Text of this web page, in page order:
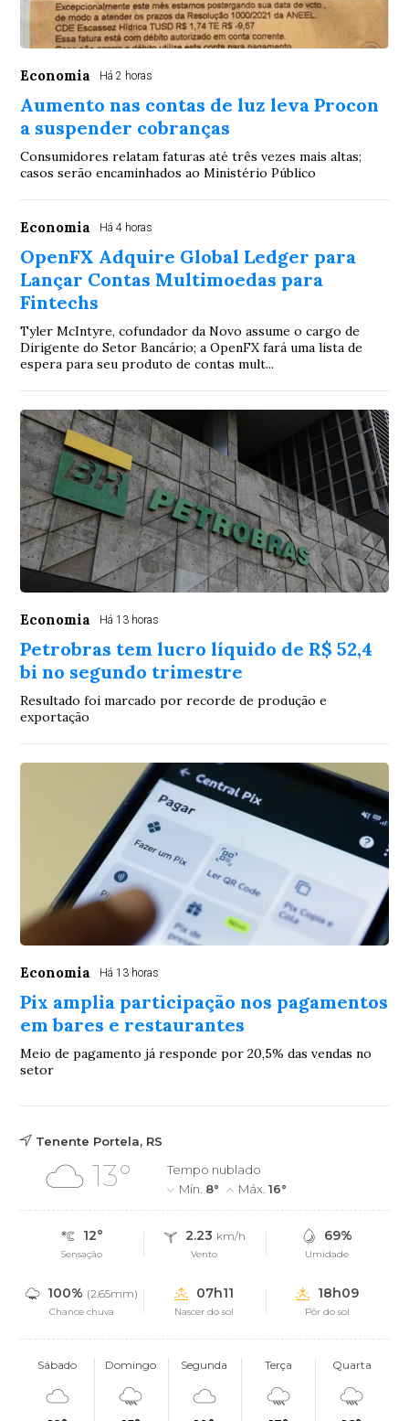
Economia Há 2 horas
Aumento nas contas de luz leva Procon
a suspender cobranças
Consumidores relatam faturas até três vezes mais altas;
casos serão encaminhados ao Ministério Público
Economia Há 4 horas
OpenFX Adquire Global Ledger para
Lançar Contas Multimoedas para
Fintechs
Tyler McIntyre, cofundador da Novo assume o cargo de
Dirigente do Setor Bancário; a OpenFX fará uma lista de
espera para seu produto de contas mult...
Economia Há 13 horas
Petrobras tem lucro líquido de R$ 52,4
bi no segundo trimestre
Resultado foi marcado por recorde de produção e
exportação
Economia Há 13 horas
Pix amplia participação nos pagamentos
em bares e restaurantes
Meio de pagamento já responde por 20,5% das vendas no
setor
Tenente Portela, RS
13°
Tempo nublado
Mín. 8° Máx.16°
12°
Sensação
2.23 km/h
Vento
69%
Umidade
100% (2.65mm)
Chance chuva
07h11
Nascer do sol
18h09
Pôr do sol
Sábado Domingo Segunda Terça Quarta